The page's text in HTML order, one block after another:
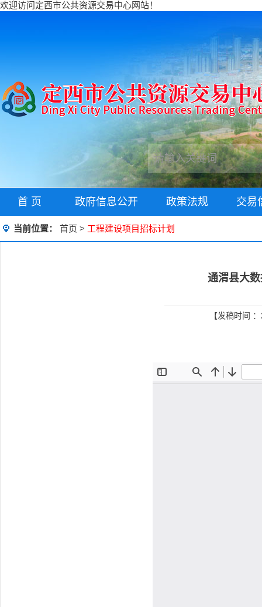
欢迎访问定西市公共资源交易中心网站！
首 页 政府信息公开 政策法规 交易
当前位置： 首页 > 工程建设项目招标计划
通渭县大
【发稿时间